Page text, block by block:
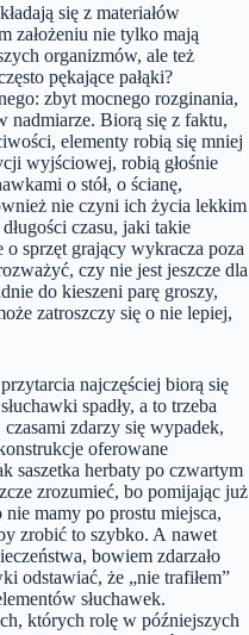
się z materiałów
założeniu nie tylko mają
organizmów, ale też
pękające pałąki?
zbyt mocnego rozginania,
nadmiarze. Biorą się z faktu,
elementy robią się mniej
wyjściowej, robią głośnie
o stół, o ścianę,
nie czyni ich życia lekkim
czasu, jaki takie
o sprzęt grający wykracza poza
czy nie jest jeszcze dla
do kieszeni parę groszy,
zatroszczy się o nie lepiej,
najczęściej biorą się
spadły, a to trzeba
zdarzy się wypadek,
oferowane
saszetka herbaty po czwartym
zrozumieć, bo pomijając już
mamy po prostu miejsca,
zrobić to szybko. A nawet
bowiem zdarzało
odstawiać, że „nie trafiłem”
słuchawek.
których rolę w późniejszych